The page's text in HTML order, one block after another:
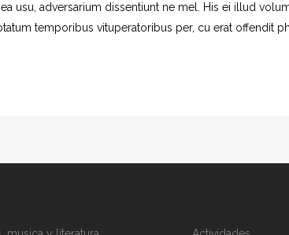
usu, adversarium dissentiunt ne mel. His ei illud
temporibus vituperatoribus per, cu erat offendit